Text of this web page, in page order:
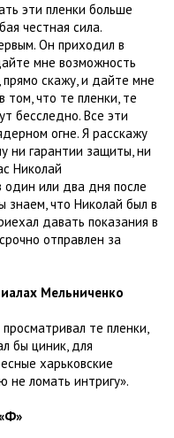
эти пленки больше
честная сила.
Он приходил в
мне возможность
скажу, и дайте мне
том, что те пленки, те
бесследно. Все эти
огне. Я расскажу
ни гарантии защиты, ни
Николай
один или два дня после
знаем, что Николай был в
давать показания в
отправлен за
Мельниченко
те пленки,
бы циник, для
харьковские
не ломать интригу».